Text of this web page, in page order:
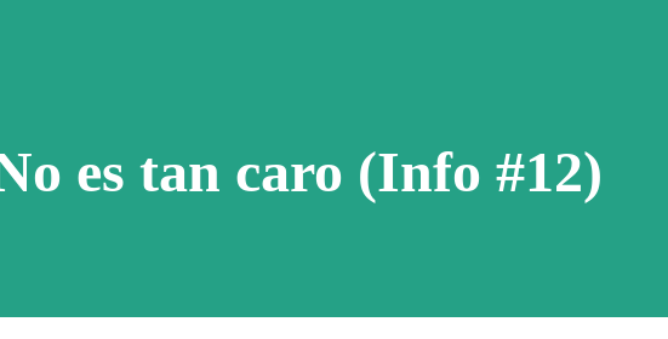
es tan caro (Info #12)